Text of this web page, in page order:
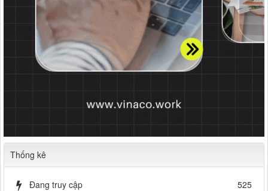
Thống kê
Đang truy cập
525